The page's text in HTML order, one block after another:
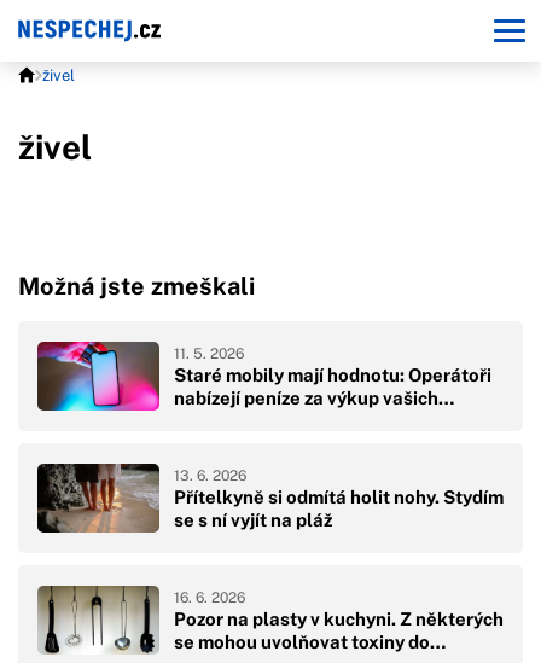
živel
živel
Možná jste zmeškali
Staré mobily mají hodnotu: Operátoři
nabízejí peníze za výkup vašich…
11. 5. 2026
Přítelkyně si odmítá holit nohy. Stydím
se s ní vyjít na pláž
13. 6. 2026
Pozor na plasty v kuchyni. Z některých
se mohou uvolňovat toxiny do…
16. 6. 2026